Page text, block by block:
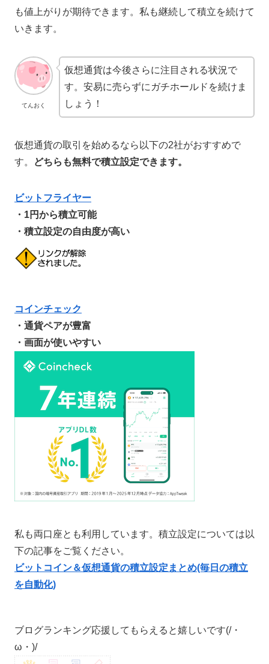
も値上がりが期待できます。私も継続して積立を続けて
いきます。
てんおく
仮想通貨は今後さらに注目される状況で
す。安易に売らずにガチホールドを続けま
しょう！
仮想通貨の取引を始めるなら以下の2社がおすすめで
す。
どちらも無料で積立設定できます。
ビットフライヤー
・1円から積立可能
・積立設定の自由度が高い
コインチェック
・通貨ペアが豊富
・画面が使いやすい
私も両口座とも利用しています。積立設定については以
下の記事をご覧ください。
ビットコイン＆仮想通貨の積立設定まとめ(毎日の積立
を自動化)
ブログランキング応援してもらえると嬉しいです(/・
ω・)/